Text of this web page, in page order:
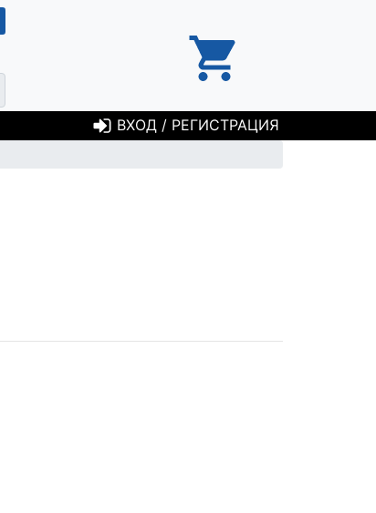
ВХОД / РЕГИСТРАЦИЯ